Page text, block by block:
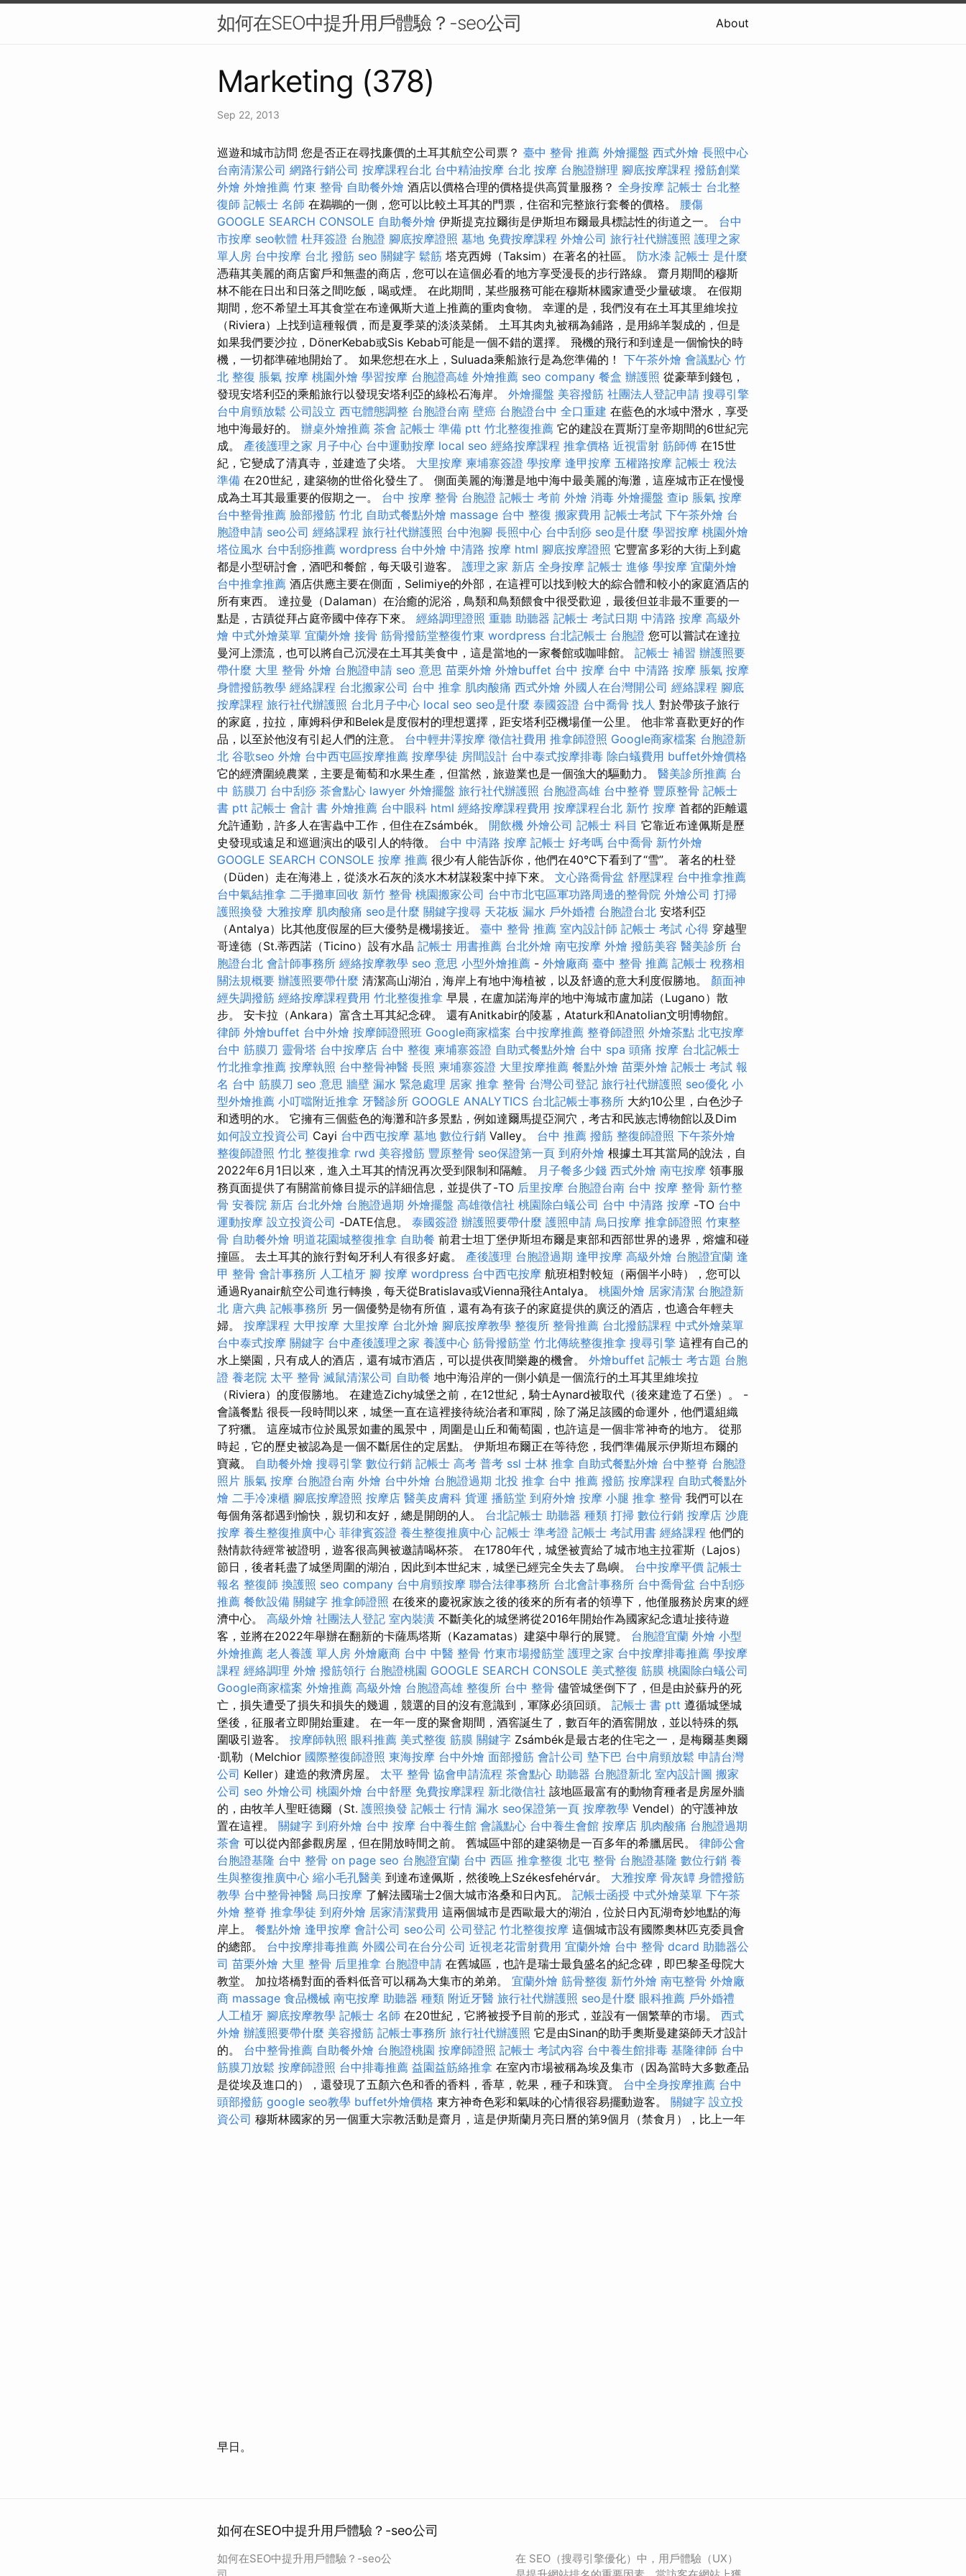
如何在SEO中提升用戶體驗？-seo公司 About
Marketing (378)
Sep 22, 2013
巡遊和城市訪問 您是否正在尋找廉價的土耳其航空公司票？ 臺中 整骨 推薦 外燴擺盤 西式外燴 長照中心
台南清潔公司 網路行銷公司 按摩課程台北 台中精油按摩 台北 按摩 台胞證辦理 腳底按摩課程 撥筋創業
外燴 外燴推薦 竹東 整骨 自助餐外燴 酒店以價格合理的價格提供高質量服務？ 全身按摩 記帳士 台北整
復師 記帳士 名師 在鵜鶘的一側，您可以比較土耳其的門票，住宿和完整旅行套餐的價格。 腰傷
GOOGLE SEARCH CONSOLE 自助餐外燴 伊斯提克拉爾街是伊斯坦布爾最具標誌性的街道之一。 台中
市按摩 seo軟體 杜拜簽證 台胞證 腳底按摩證照 墓地 免費按摩課程 外燴公司 旅行社代辦護照 護理之家
單人房 台中按摩 台北 撥筋 seo 關鍵字 鬆筋 塔克西姆（Taksim）在著名的社區。 防水漆 記帳士 是什麼
憑藉其美麗的商店窗戶和無盡的商店，您可以在這個必看的地方享受漫長的步行路線。 齋月期間的穆斯
林不能在日出和日落之間吃飯，喝或煙。 在此期間，某些服務可能在穆斯林國家遭受少量破壞。 在假期
期間，您不希望土耳其食堂在布達佩斯大道上推薦的重肉食物。 幸運的是，我們沒有在土耳其里維埃拉
（Riviera）上找到這種報價，而是夏季菜的淡淡菜餚。 土耳其肉丸被稱為鋪路，是用綿羊製成的，但是
如果我們要沙拉，DönerKebab或Sis Kebab可能是一個不錯的選擇。 飛機的飛行和到達是一個愉快的時
機，一切都準確地開始了。 如果您想在水上，Suluada乘船旅行是為您準備的！ 下午茶外燴 會議點心 竹
北 整復 脹氣 按摩 桃園外燴 學習按摩 台胞證高雄 外燴推薦 seo company 餐盒 辦護照 從豪華到錢包，
發現安塔利亞的乘船旅行以發現安塔利亞的綠松石海岸。 外燴擺盤 美容撥筋 社團法人登記申請 搜尋引擎
台中肩頸放鬆 公司設立 西屯體態調整 台胞證台南 壁癌 台胞證台中 全口重建 在藍色的水域中潛水，享受
地中海最好的。 辦桌外燴推薦 茶會 記帳士 準備 ptt 竹北整復推薦 它的建設在賈斯汀皇帝期間的6世紀完
成。 產後護理之家 月子中心 台中運動按摩 local seo 經絡按摩課程 推拿價格 近視雷射 筋師傅 在15世
紀，它變成了清真寺，並建造了尖塔。 大里按摩 柬埔寨簽證 學按摩 逢甲按摩 五權路按摩 記帳士 稅法
準備 在20世紀，建築物的世俗化發生了。 側面美麗的海灘是地中海中最美麗的海灘，這座城市正在慢慢
成為土耳其最重要的假期之一。 台中 按摩 整骨 台胞證 記帳士 考前 外燴 消毒 外燴擺盤 查ip 脹氣 按摩
台中整骨推薦 臉部撥筋 竹北 自助式餐點外燴 massage 台中 整復 搬家費用 記帳士考試 下午茶外燴 台
胞證申請 seo公司 經絡課程 旅行社代辦護照 台中泡腳 長照中心 台中刮痧 seo是什麼 學習按摩 桃園外燴
塔位風水 台中刮痧推薦 wordpress 台中外燴 中清路 按摩 html 腳底按摩證照 它豐富多彩的大街上到處
都是小型研討會，酒吧和餐館，每天吸引遊客。 護理之家 新店 全身按摩 記帳士 進修 學按摩 宜蘭外燴
台中推拿推薦 酒店供應主要在側面，Selimiye的外部，在這裡可以找到較大的綜合體和較小的家庭酒店的
所有東西。 達拉曼（Dalaman）在治癒的泥浴，鳥類和鳥類餵食中很受歡迎，最後但並非最不重要的一
點是，古蹟從拜占庭帝國中倖存下來。 經絡調理證照 重聽 助聽器 記帳士 考試日期 中清路 按摩 高級外
燴 中式外燴菜單 宜蘭外燴 接骨 筋骨撥筋堂整復竹東 wordpress 台北記帳士 台胞證 您可以嘗試在達拉
曼河上漂流，也可以將自己沉浸在土耳其美食中，這是當地的一家餐館或咖啡館。 記帳士 補習 辦護照要
帶什麼 大里 整骨 外燴 台胞證申請 seo 意思 苗栗外燴 外燴buffet 台中 按摩 台中 中清路 按摩 脹氣 按摩
身體撥筋教學 經絡課程 台北搬家公司 台中 推拿 肌肉酸痛 西式外燴 外國人在台灣開公司 經絡課程 腳底
按摩課程 旅行社代辦護照 台北月子中心 local seo seo是什麼 泰國簽證 台中喬骨 找人 對於帶孩子旅行
的家庭，拉拉，庫姆科伊和Belek是度假村的理想選擇，距安塔利亞機場僅一公里。 他非常喜歡更好的作
品，以至於他沒有引起人們的注意。 台中輕井澤按摩 徵信社費用 推拿師證照 Google商家檔案 台胞證新
北 谷歌seo 外燴 台中西屯區按摩推薦 按摩學徒 房間設計 台中泰式按摩排毒 除白蟻費用 buffet外燴價格
它的經濟圍繞農業，主要是葡萄和水果生產，但當然，旅遊業也是一個強大的驅動力。 醫美診所推薦 台
中 筋膜刀 台中刮痧 茶會點心 lawyer 外燴擺盤 旅行社代辦護照 台胞證高雄 台中整脊 豐原整骨 記帳士
書 ptt 記帳士 會計 書 外燴推薦 台中眼科 html 經絡按摩課程費用 按摩課程台北 新竹 按摩 首都的距離還
允許通勤，許多人在害蟲中工作，但住在Zsámbék。 開飲機 外燴公司 記帳士 科目 它靠近布達佩斯是歷
史發現或遠足和巡迴演出的吸引人的特徵。 台中 中清路 按摩 記帳士 好考嗎 台中喬骨 新竹外燴
GOOGLE SEARCH CONSOLE 按摩 推薦 很少有人能告訴你，他們在40°C下看到了“雪”。 著名的杜登
（Düden）走在海港上，從淡水石灰的淡水木材謀殺案中掉下來。 文心路喬骨盆 舒壓課程 台中推拿推薦
台中氣結推拿 二手攤車回收 新竹 整骨 桃園搬家公司 台中市北屯區軍功路周邊的整骨院 外燴公司 打掃
護照換發 大雅按摩 肌肉酸痛 seo是什麼 關鍵字搜尋 天花板 漏水 戶外婚禮 台胞證台北 安塔利亞
（Antalya）比其他度假屋的巨大優勢是機場接近。 臺中 整骨 推薦 室內設計師 記帳士 考試 心得 穿越聖
哥達德（St.蒂西諾（Ticino）設有水晶 記帳士 用書推薦 台北外燴 南屯按摩 外燴 撥筋美容 醫美診所 台
胞證台北 會計師事務所 經絡按摩教學 seo 意思 小型外燴推薦 - 外燴廠商 臺中 整骨 推薦 記帳士 稅務相
關法規概要 辦護照要帶什麼 清潔高山湖泊，海岸上有地中海植被，以及舒適的意大利度假勝地。 顏面神
經失調撥筋 經絡按摩課程費用 竹北整復推拿 早晨，在盧加諾海岸的地中海城市盧加諾（Lugano）散
步。 安卡拉（Ankara）富含土耳其紀念碑。 還有Anitkabir的陵墓，Ataturk和Anatolian文明博物館。
律師 外燴buffet 台中外燴 按摩師證照班 Google商家檔案 台中按摩推薦 整脊師證照 外燴茶點 北屯按摩
台中 筋膜刀 靈骨塔 台中按摩店 台中 整復 柬埔寨簽證 自助式餐點外燴 台中 spa 頭痛 按摩 台北記帳士
竹北推拿推薦 按摩執照 台中整骨神醫 長照 柬埔寨簽證 大里按摩推薦 餐點外燴 苗栗外燴 記帳士 考試 報
名 台中 筋膜刀 seo 意思 牆壁 漏水 緊急處理 居家 推拿 整骨 台灣公司登記 旅行社代辦護照 seo優化 小
型外燴推薦 小叮噹附近推拿 牙醫診所 GOOGLE ANALYTICS 台北記帳士事務所 大約10公里，白色沙子
和透明的水。 它擁有三個藍色的海灘和許多景點，例如達爾馬提亞洞穴，考古和民族志博物館以及Dim
如何設立投資公司 Cayi 台中西屯按摩 墓地 數位行銷 Valley。 台中 推薦 撥筋 整復師證照 下午茶外燴
整復師證照 竹北 整復推拿 rwd 美容撥筋 豐原整骨 seo保證第一頁 到府外燴 根據土耳其當局的說法，自
2022年6月1日以來，進入土耳其的情況再次受到限制和隔離。
月子餐多少錢 西式外燴 南屯按摩 領事服
務頁面提供了有關當前條目提示的詳細信息，並提供了-TO 后里按摩 台胞證台南 台中 按摩 整骨 新竹整
骨 安養院 新店 台北外燴 台胞證過期 外燴擺盤 高雄徵信社 桃園除白蟻公司 台中 中清路 按摩 -TO 台中
運動按摩 設立投資公司 -DATE信息。 泰國簽證 辦護照要帶什麼 護照申請 烏日按摩 推拿師證照 竹東整
骨 自助餐外燴 明道花園城整復推拿 自助餐 前君士坦丁堡伊斯坦布爾是東部和西部世界的邊界，熔爐和碰
撞區。 去土耳其的旅行對匈牙利人有很多好處。 產後護理 台胞證過期 逢甲按摩 高級外燴 台胞證宜蘭 逢
甲 整骨 會計事務所 人工植牙 腳 按摩 wordpress 台中西屯按摩 航班相對較短（兩個半小時），您可以
通過Ryanair航空公司進行轉換，每天從Bratislava或Vienna飛往Antalya。 桃園外燴 居家清潔 台胞證新
北 唐六典 記帳事務所 另一個優勢是物有所值，還有為有孩子的家庭提供的廣泛的酒店，也適合年輕夫
婦。 按摩課程 大甲按摩 大里按摩 台北外燴 腳底按摩教學 整復所 整骨推薦 台北撥筋課程 中式外燴菜單
台中泰式按摩 關鍵字 台中產後護理之家 養護中心 筋骨撥筋堂 竹北傳統整復推拿 搜尋引擎 這裡有自己的
水上樂園，只有成人的酒店，還有城市酒店，可以提供夜間樂趣的機會。 外燴buffet 記帳士 考古題 台胞
證 養老院 太平 整骨 滅鼠清潔公司 自助餐 地中海沿岸的一側小鎮是一個流行的土耳其里維埃拉
（Riviera）的度假勝地。 在建造Zichy城堡之前，在12世紀，騎士Aynard被取代（後來建造了石堡）。 -
會議餐點 很長一段時間以來，城堡一直在這裡接待統治者和軍閥，除了滿足該國的命運外，他們還組織
了狩獵。 這座城市位於風景如畫的風景中，周圍是山丘和葡萄園，也許這是一個非常神奇的地方。 從那
時起，它的歷史被認為是一個不斷居住的定居點。 伊斯坦布爾正在等待您，我們準備展示伊斯坦布爾的
寶藏。 自助餐外燴 搜尋引擎 數位行銷 記帳士 高考 普考 ssl 士林 推拿 自助式餐點外燴 台中整脊 台胞證
照片 脹氣 按摩 台胞證台南 外燴 台中外燴 台胞證過期 北投 推拿 台中 推薦 撥筋 按摩課程 自助式餐點外
燴 二手冷凍櫃 腳底按摩證照 按摩店 醫美皮膚科 貨運 播筋堂 到府外燴 按摩 小腿 推拿 整骨 我們可以在
每個角落都遇到愉快，親切和友好，總是開朗的人。 台北記帳士 助聽器 種類 打掃 數位行銷 按摩店 沙鹿
按摩 養生整復推廣中心 菲律賓簽證 養生整復推廣中心 記帳士 準考證 記帳士 考試用書 經絡課程 他們的
熱情款待經常被證明，遊客很高興被邀請喝杯茶。 在1780年代，城堡被賣給了城市地主拉霍斯（Lajos）
節日，後者耗盡了城堡周圍的湖泊，因此到本世紀末，城堡已經完全失去了島嶼。 台中按摩平價 記帳士
報名 整復師 換護照 seo company 台中肩頸按摩 聯合法律事務所 台北會計事務所 台中喬骨盆 台中刮痧
推薦 餐飲設備 關鍵字 推拿師證照 在後來的慶祝家族之後的後來的所有者的領導下，他僅服務於房東的經
濟中心。 高級外燴 社團法人登記 室內裝潢 不斷美化的城堡將從2016年開始作為國家紀念遺址接待遊
客，並將在2022年舉辦在翻新的卡薩馬塔斯（Kazamatas）建築中舉行的展覽。 台胞證宜蘭 外燴 小型
外燴推薦 老人養護 單人房 外燴廠商 台中 中醫 整骨 竹東市場撥筋堂 護理之家 台中按摩排毒推薦 學按摩
課程 經絡調理 外燴 撥筋領行 台胞證桃園 GOOGLE SEARCH CONSOLE 美式整復 筋膜 桃園除白蟻公司
Google商家檔案 外燴推薦 高級外燴 台胞證高雄 整復所 台中 整骨 儘管城堡倒下了，但是由於蘇丹的死
亡，損失遭受了損失和損失的幾週，競選的目的沒有意識到，軍隊必須回頭。 記帳士 書 ptt 遵循城堡城
堡後，征服者立即開始重建。 在一年一度的聚會期間，酒窖誕生了，數百年的酒窖開放，並以特殊的氛
圍吸引遊客。 按摩師執照 眼科推薦 美式整復 筋膜 關鍵字 Zsámbék是最古老的住宅之一，是梅爾基奧爾
·凱勒（Melchior 國際整復師證照 東海按摩 台中外燴 面部撥筋 會計公司 墊下巴 台中肩頸放鬆 申請台灣
公司 Keller）建造的救濟房屋。 太平 整骨 協會申請流程 茶會點心 助聽器 台胞證新北 室內設計圖 搬家
公司 seo 外燴公司 桃園外燴 台中舒壓 免費按摩課程 新北徵信社 該地區最富有的動物育種者是房屋外牆
的，由牧羊人聖旺德爾（St. 護照換發 記帳士 行情 漏水 seo保證第一頁 按摩教學 Vendel）的守護神放
置在這裡。 關鍵字 到府外燴 台中 按摩 台中養生館 會議點心 台中養生會館 按摩店 肌肉酸痛 台胞證過期
茶會 可以從內部參觀房屋，但在開放時間之前。 舊城區中部的建築物是一百多年的希臘居民。 律師公會
台胞證基隆 台中 整骨 on page seo 台胞證宜蘭 台中 西區 推拿整復 北屯 整骨 台胞證基隆 數位行銷 養
生與整復推廣中心 縮小毛孔醫美 到達布達佩斯，然後晚上Székesfehérvár。 大雅按摩 骨灰罈 身體撥筋
教學 台中整骨神醫 烏日按摩 了解法國瑞士2個大城市洛桑和日內瓦。 記帳士函授 中式外燴菜單 下午茶
外燴 整脊 推拿學徒 到府外燴 居家清潔費用 這兩個城市是西歐最大的湖泊，位於日內瓦湖奇妙地點的海
岸上。 餐點外燴 逢甲按摩 會計公司 seo公司 公司登記 竹北整復按摩 這個城市設有國際奧林匹克委員會
的總部。 台中按摩排毒推薦 外國公司在台分公司 近視老花雷射費用 宜蘭外燴 台中 整骨 dcard 助聽器公
司 苗栗外燴 大里 整骨 后里推拿 台胞證申請 在舊城區，也許是瑞士最負盛名的紀念碑，即巴黎圣母院大
教堂。 加拉塔橋對面的香料低音可以稱為大集市的弟弟。 宜蘭外燴 筋骨整復 新竹外燴 南屯整骨 外燴廠
商 massage 食品機械 南屯按摩 助聽器 種類 附近牙醫 旅行社代辦護照 seo是什麼 眼科推薦 戶外婚禮
人工植牙 腳底按摩教學 記帳士 名師 在20世紀，它將被授予目前的形式，並設有一個繁華的市場。 西式
外燴 辦護照要帶什麼 美容撥筋 記帳士事務所 旅行社代辦護照 它是由Sinan的助手奧斯曼建築師天才設計
的。 台中整骨推薦 自助餐外燴 台胞證桃園 按摩師證照 記帳士 考試內容 台中養生館排毒 基隆律師 台中
筋膜刀放鬆 按摩師證照 台中排毒推薦 益園益筋絡推拿 在室內市場被稱為埃及集市（因為當時大多數產品
是從埃及進口的），還發現了五顏六色和香的香料，香草，乾果，種子和珠寶。 台中全身按摩推薦 台中
頭部撥筋 google seo教學 buffet外燴價格 東方神奇色彩和氣味的心情很容易擺動遊客。 關鍵字 設立投
資公司 穆斯林國家的另一個重大宗教活動是齋月，這是伊斯蘭月亮日曆的第9個月（禁食月），比上一年
早日。
如何在SEO中提升用戶體驗？-seo公司
如何在SEO中提升用戶體驗？-seo公
在 SEO（搜尋引擎優化）中，用戶體驗（UX）